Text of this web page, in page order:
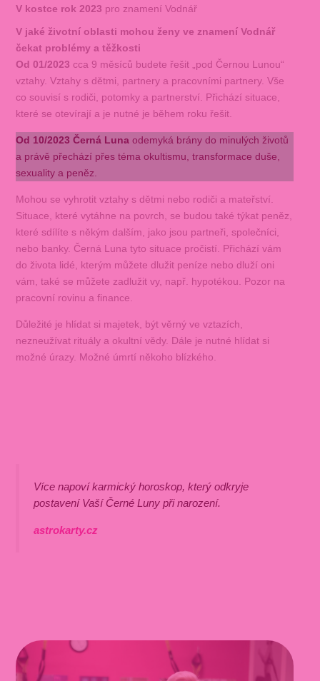
V kostce rok 2023 pro znamení Vodnář
V jaké životní oblasti mohou ženy ve znamení Vodnář
čekat problémy a těžkosti
Od 01/2023 cca 9 měsíců budete řešit „pod Černou Lunou“
vztahy. Vztahy s dětmi, partnery a pracovními partnery. Vše
co souvisí s rodiči, potomky a partnerství. Přichází situace,
které se otevírají a je nutné je během roku řešit.
Od 10/2023 Černá Luna odemyká brány do minulých životů
a právě přechází přes téma okultismu, transformace duše,
sexuality a peněz.
Mohou se vyhrotit vztahy s dětmi nebo rodiči a mateřství.
Situace, které vytáhne na povrch, se budou také týkat peněz,
které sdílíte s někým dalším, jako jsou partneři, společníci,
nebo banky. Černá Luna tyto situace pročistí. Přichází vám
do života lidé, kterým můžete dlužit peníze nebo dluží oni
vám, také se můžete zadlužit vy, např. hypotékou. Pozor na
pracovní rovinu a finance.
Důležité je hlídat si majetek, být věrný ve vztazích,
nezneužívat rituály a okultní vědy. Dále je nutné hlídat si
možné úrazy. Možné úmrtí někoho blízkého.
Více napoví karmický horoskop, který odkryje
postavení Vaší Černé Luny při narození.
astrokarty.cz